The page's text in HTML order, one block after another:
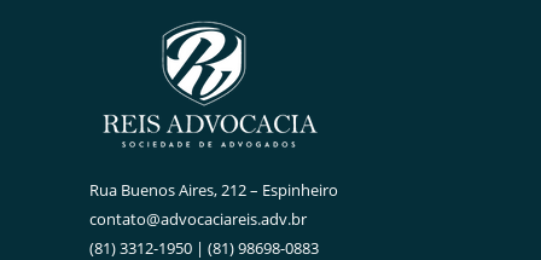
Rua Buenos Aires, 212 – Espinheiro
contato@advocaciareis.adv.br
(81) 3312-1950 | (81) 98698-0883